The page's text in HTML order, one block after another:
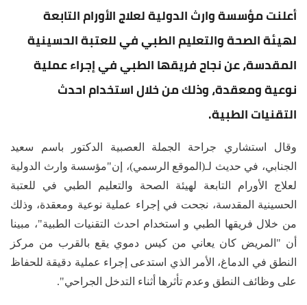
‏أعلنت مؤسسة وارث الدولية لعلاج الأورام التابعة
لهيئة الصحة والتعليم الطبي في للعتبة الحسينية
المقدسة، عن نجاح فريقها الطبي في إجراء عملية
نوعية ومعقدة، وذلك من خلال استخدام احدث
التقنيات الطبية.
وقال استشاري جراحة الجملة العصبية الدكتور باسم سعيد
الجنابي، في حديث لـ(الموقع الرسمي)، إن"مؤسسة وارث الدولية
لعلاج الأورام التابعة لهيئة الصحة والتعليم الطبي في للعتبة
الحسينية المقدسة، نجحت في إجراء عملية نوعية ومعقدة، وذلك
من خلال فريقها الطبي و استخدام احدث التقنيات الطبية"، مبينا
أن "المريض كان يعاني من كيس دموي يقع بالقرب من مركز
النطق في الدماغ، الأمر الذي استدعى إجراء عملية دقيقة للحفاظ
على وظائف النطق وعدم تأثرها أثناء التدخل الجراحي".